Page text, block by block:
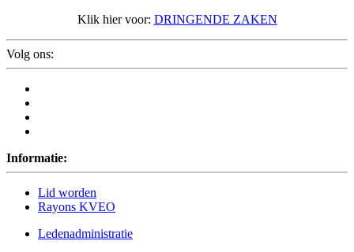
Klik hier voor: DRINGENDE ZAKEN
Volg ons:
Informatie:
Lid worden
Rayons KVEO
Ledenadministratie